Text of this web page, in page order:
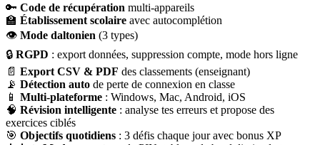
🔑 Code de récupération multi-appareils
🏫 Établissement scolaire avec autocomplétion
👁 Mode daltonien (3 types)
🔒 RGPD : export données, suppression compte, mode hors ligne
📄 Export CSV & PDF des classements (enseignant)
📡 Détection auto de perte de connexion en classe
📱 Multi-plateforme : Windows, Mac, Android, iOS
🧠 Révision intelligente : analyse tes erreurs et propose des
exercices ciblés
🎯 Objectifs quotidiens : 3 défis chaque jour avec bonus XP